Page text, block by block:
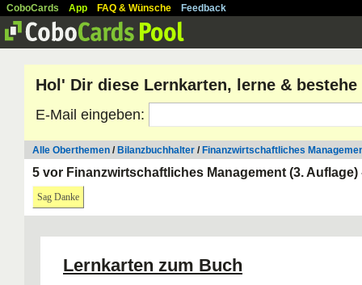
CoboCards App FAQ & Wünsche Feedback
Hol' Dir diese Lernkarten, lerne &
E-Mail eingeben:
Alle Oberthemen / Bilanzbuchhalter / Finanzwirtschaftliches
5 vor Finanzwirtschaftliches Management (3.
Sag Danke
Lernkarten zum Buch